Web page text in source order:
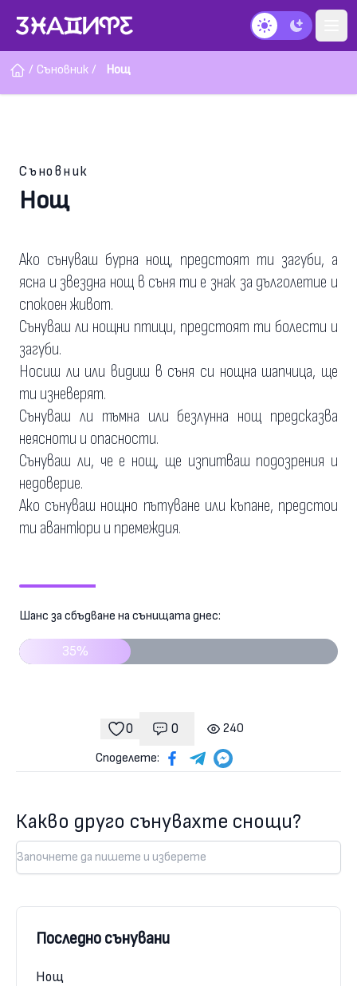
Тъмен режим
/ Съновник / Нощ
Съновник
Нощ
Ако сънуваш бурна нощ, предстоят ти загуби, а
ясна и звездна нощ в съня ти е знак за дълголетие и
спокоен живот.
Сънуваш ли нощни птици, предстоят ти болести и
загуби.
Носиш ли или видиш в съня си нощна шапчица, ще
ти изневерят.
Сънуваш ли тъмна или безлунна нощ предсказва
неясноти и опасности.
Сънуваш ли, че е нощ, ще изпитваш подозрения и
недоверие.
Ако сънуваш нощно пътуване или къпане, предстои
ти авантюри и премеждия.
Шанс за сбъдване на сънищата днес:
35%
0
харесвания
0
Коментари
240
гледания
Споделете:
Какво друго сънувахте снощи?
Последно сънувани
Нощ